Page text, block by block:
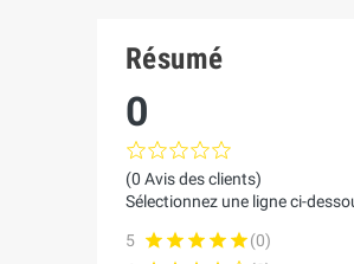
Résumé
0
(0 Avis des clients)
Sélectionnez une ligne ci-
5
(0)